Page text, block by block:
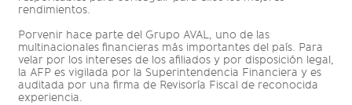
rendimientos.
Porvenir hace parte del Grupo AVAL, uno de las
multinacionales financieras más importantes del país. Para
velar por los intereses de los afiliados y por disposición legal,
la AFP es vigilada por la Superintendencia Financiera y es
auditada por una firma de Revisoría Fiscal de reconocida
experiencia.